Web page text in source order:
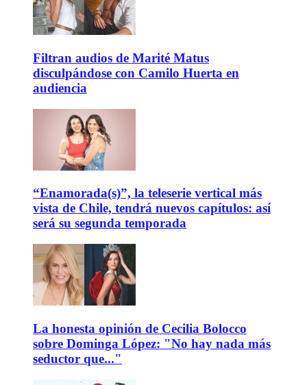
Filtran audios de Marité Matus
disculpándose con Camilo Huerta en
audiencia
“Enamorada(s)”, la teleserie vertical más
vista de Chile, tendrá nuevos capítulos: así
será su segunda temporada
La honesta opinión de Cecilia Bolocco
sobre Dominga López: "No hay nada más
seductor que..."